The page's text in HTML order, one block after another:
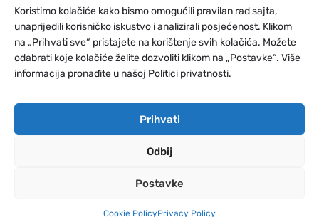
Koristimo kolačiće kako bismo omogućili pravilan rad sajta,
unaprijedili korisničko iskustvo i analizirali posjećenost. Klikom
na „Prihvati sve“ pristajete na korištenje svih kolačića. Možete
odabrati koje kolačiće želite dozvoliti klikom na „Postavke“. Više
informacija pronađite u našoj Politici privatnosti.
Prihvati
Odbij
Postavke
Cookie PolicyPrivacy Policy